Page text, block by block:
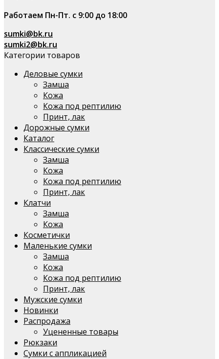
Работаем Пн-Пт. с 9:00 до 18:00
sumki@bk.ru
sumki2@bk.ru
Категории товаров
Деловые сумки
Замша
Кожа
Кожа под рептилию
Принт, лак
Дорожные сумки
Каталог
Классические сумки
Замша
Кожа
Кожа под рептилию
Принт, лак
Клатчи
Замша
Кожа
Косметички
Маленькие сумки
Замша
Кожа
Кожа под рептилию
Принт, лак
Мужские сумки
Новинки
Распродажа
Уцененные товары
Рюкзаки
Сумки с аппликацией